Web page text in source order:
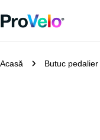
la
Acasă Butuc